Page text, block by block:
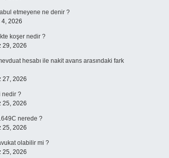
etmeyene ne denir ?
4, 2026
koşer nedir ?
29, 2026
hesabı ile nakit avans arasındaki fark
27, 2026
nedir ?
25, 2026
nerede ?
25, 2026
olabilir mi ?
25, 2026